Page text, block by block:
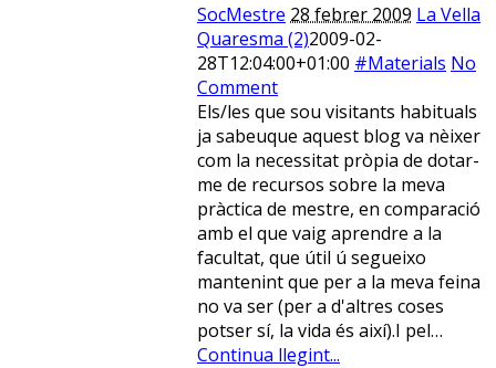
SocMestre 28 febrer 2009 La Vella
Quaresma (2)2009-02-
28T12:04:00+01:00 #Materials No
Comment
Els/les que sou visitants habituals
ja sabeuque aquest blog va nèixer
com la necessitat pròpia de dotar-
me de recursos sobre la meva
pràctica de mestre, en comparació
amb el que vaig aprendre a la
facultat, que útil ú segueixo
mantenint que per a la meva feina
no va ser (per a d'altres coses
potser sí, la vida és així).I pel…
Continua llegint...